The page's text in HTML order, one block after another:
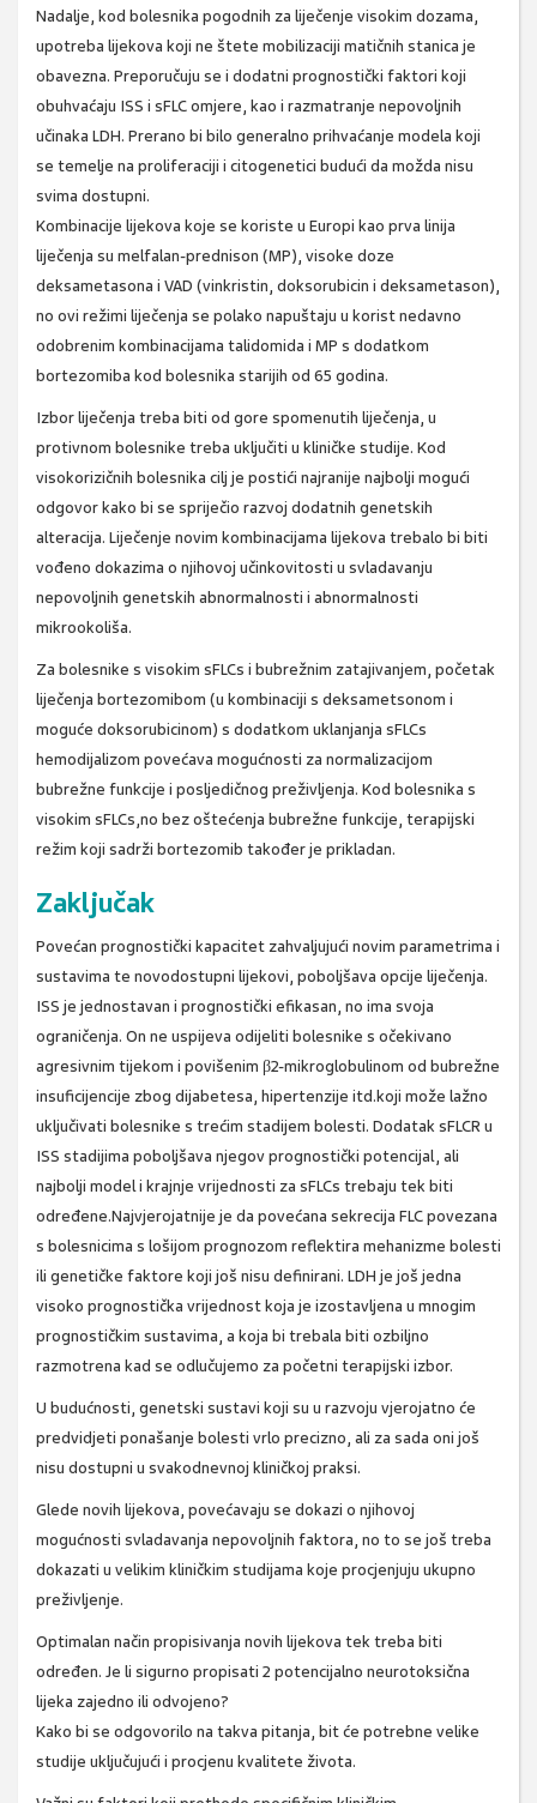
Nadalje, kod bolesnika pogodnih za liječenje visokim dozama,
upotreba lijekova koji ne štete mobilizaciji matičnih stanica je
obavezna. Preporučuju se i dodatni prognostički faktori koji
obuhvaćaju ISS i sFLC omjere, kao i razmatranje nepovoljnih
učinaka LDH. Prerano bi bilo generalno prihvaćanje modela koji
se temelje na proliferaciji i citogenetici budući da možda nisu
svima dostupni.
Kombinacije lijekova koje se koriste u Europi kao prva linija
liječenja su melfalan-prednison (MP), visoke doze
deksametasona i VAD (vinkristin, doksorubicin i deksametason),
no ovi režimi liječenja se polako napuštaju u korist nedavno
odobrenim kombinacijama talidomida i MP s dodatkom
bortezomiba kod bolesnika starijih od 65 godina.
Izbor liječenja treba biti od gore spomenutih liječenja, u
protivnom bolesnike treba uključiti u kliničke studije. Kod
visokorizičnih bolesnika cilj je postići najranije najbolji mogući
odgovor kako bi se spriječio razvoj dodatnih genetskih
alteracija. Liječenje novim kombinacijama lijekova trebalo bi biti
vođeno dokazima o njihovoj učinkovitosti u svladavanju
nepovoljnih genetskih abnormalnosti i abnormalnosti
mikrookoliša.
Za bolesnike s visokim sFLCs i bubrežnim zatajivanjem, početak
liječenja bortezomibom (u kombinaciji s deksametsonom i
moguće doksorubicinom) s dodatkom uklanjanja sFLCs
hemodijalizom povećava mogućnosti za normalizacijom
bubrežne funkcije i posljedičnog preživljenja. Kod bolesnika s
visokim sFLCs,no bez oštećenja bubrežne funkcije, terapijski
režim koji sadrži bortezomib također je prikladan.
Zaključak
Povećan prognostički kapacitet zahvaljujući novim parametrima i
sustavima te novodostupni lijekovi, poboljšava opcije liječenja.
ISS je jednostavan i prognostički efikasan, no ima svoja
ograničenja. On ne uspijeva odijeliti bolesnike s očekivano
agresivnim tijekom i povišenim β2-mikroglobulinom od bubrežne
insuficijencije zbog dijabetesa, hipertenzije itd.koji može lažno
uključivati bolesnike s trećim stadijem bolesti. Dodatak sFLCR u
ISS stadijima poboljšava njegov prognostički potencijal, ali
najbolji model i krajnje vrijednosti za sFLCs trebaju tek biti
određene.Najvjerojatnije je da povećana sekrecija FLC povezana
s bolesnicima s lošijom prognozom reflektira mehanizme bolesti
ili genetičke faktore koji još nisu definirani. LDH je još jedna
visoko prognostička vrijednost koja je izostavljena u mnogim
prognostičkim sustavima, a koja bi trebala biti ozbiljno
razmotrena kad se odlučujemo za početni terapijski izbor.
U budućnosti, genetski sustavi koji su u razvoju vjerojatno će
predvidjeti ponašanje bolesti vrlo precizno, ali za sada oni još
nisu dostupni u svakodnevnoj kliničkoj praksi.
Glede novih lijekova, povećavaju se dokazi o njihovoj
mogućnosti svladavanja nepovoljnih faktora, no to se još treba
dokazati u velikim kliničkim studijama koje procjenjuju ukupno
preživljenje.
Optimalan način propisivanja novih lijekova tek treba biti
određen. Je li sigurno propisati 2 potencijalno neurotoksična
lijeka zajedno ili odvojeno?
Kako bi se odgovorilo na takva pitanja, bit će potrebne velike
studije uključujući i procjenu kvalitete života.